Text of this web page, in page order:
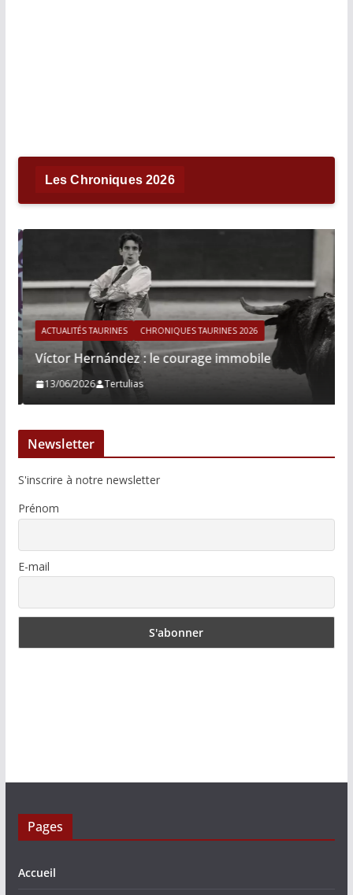
Les Chroniques 2026
ACTUALITÉS TAURINES CHRONIQUES TAURINES 2026
Víctor Hernández : le courage immobile
13/06/2026 Tertulias
Newsletter
S'inscrire à notre newsletter
Prénom
E-mail
Pages
Accueil